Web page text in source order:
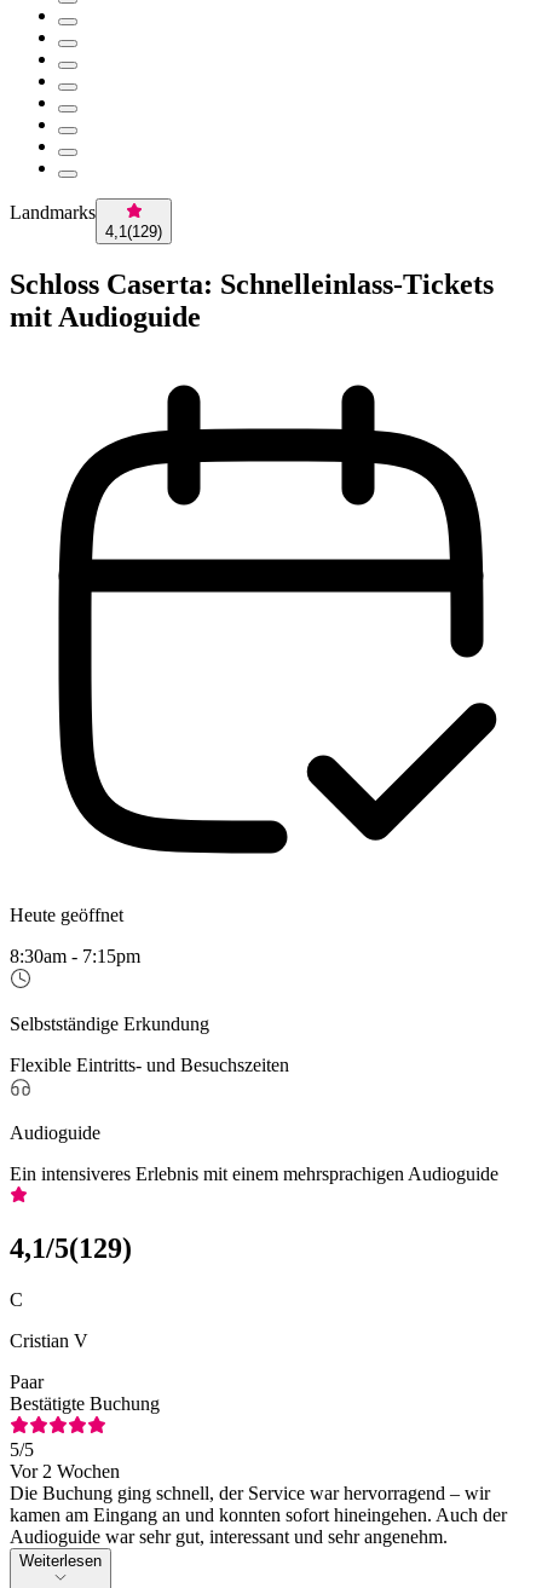
Landmarks
4,1(129)
Schloss Caserta: Schnelleinlass-Tickets
mit Audioguide
Heute geöffnet
8:30am - 7:15pm
Selbstständige Erkundung
Flexible Eintritts- und Besuchszeiten
Audioguide
Ein intensiveres Erlebnis mit einem mehrsprachigen Audioguide
4,1/5(129)
C
Cristian V
Paar
Bestätigte Buchung
5/5
Vor 2 Wochen
Die Buchung ging schnell, der Service war hervorragend – wir
kamen am Eingang an und konnten sofort hineingehen. Auch der
Audioguide war sehr gut, interessant und sehr angenehm.
Weiterlesen